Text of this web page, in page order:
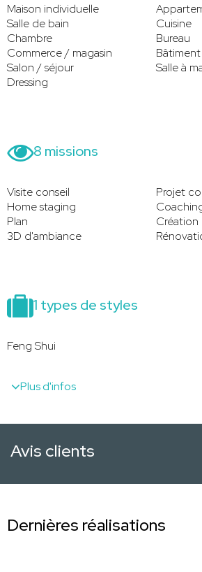
Maison individuelle
Salle de bain
Cuisine
Chambre
Bureau
Commerce / magasin
Salon / séjour
Salle à
Dressing
1 types de styles
Feng Shui
8 missions
Visite conseil
Projet
Home staging
Plan
Création
3D d'ambiance
Plus d'infos
Avis clients
Dernières réalisations